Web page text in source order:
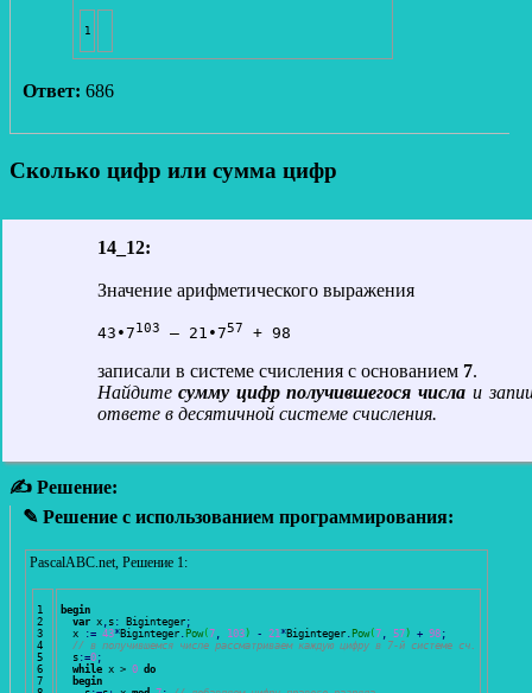
Ответ: 686
Сколько цифр или сумма цифр
14_12:
Значение арифметического выражения
43∙7103 – 21∙757 + 98
записали в системе счисления с основанием 7.
Найдите сумму цифр получившегося числа и
ответе в десятичной системе счисления.
✍ Решение:
✎ Решение с использованием программирования:
PascalABC.net, Решение 1:
1
2
3
4
5
6
7
begin
var x , s : Biginteger ;
  x
:= 43*Biginteger . Pow(7 , 103) - 21*Biginteger . Pow(7 , 57) + 98 ;
// в получившемся числе рассматриваем каждую цифру в 7-й системе сч.
  s
:=0 ;
while x > 0 do
begin